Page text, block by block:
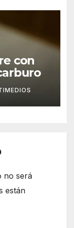
con
no será
están